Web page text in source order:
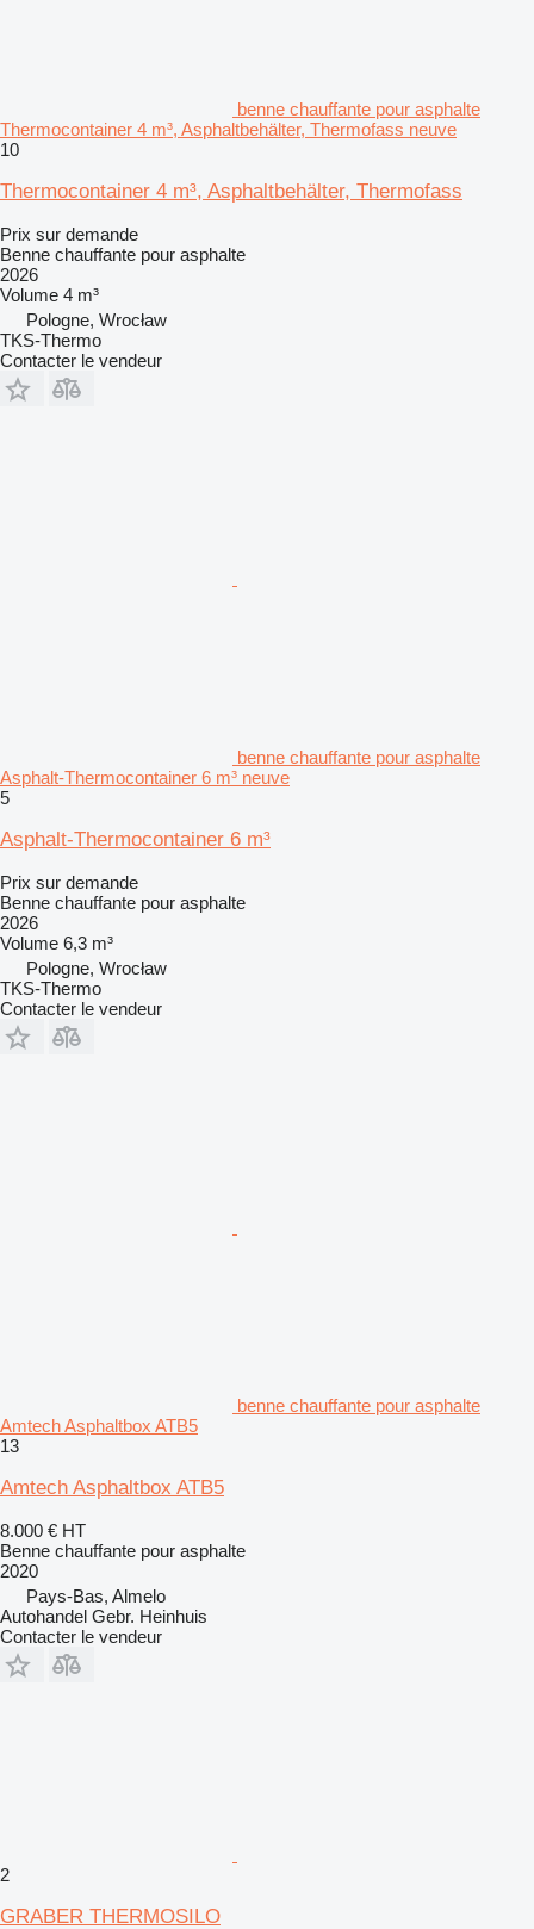
benne chauffante pour asphalte
Thermocontainer 4 m³, Asphaltbehälter, Thermofass neuve
10
Thermocontainer 4 m³, Asphaltbehälter, Thermofass
Prix sur demande
Benne chauffante pour asphalte
2026
Volume 4 m³
Pologne, Wrocław
TKS-Thermo
Contacter le vendeur
benne chauffante pour asphalte
Asphalt-Thermocontainer 6 m³ neuve
5
Asphalt-Thermocontainer 6 m³
Prix sur demande
Benne chauffante pour asphalte
2026
Volume 6,3 m³
Pologne, Wrocław
TKS-Thermo
Contacter le vendeur
benne chauffante pour asphalte
Amtech Asphaltbox ATB5
13
Amtech Asphaltbox ATB5
8.000 € HT
Benne chauffante pour asphalte
2020
Pays-Bas, Almelo
Autohandel Gebr. Heinhuis
Contacter le vendeur
2
GRABER THERMOSILO